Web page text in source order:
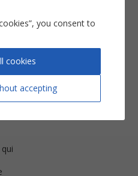
you consent to
accepting
cookies